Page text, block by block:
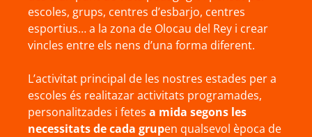
escoles, grups, centres d’esbarjo, centres
esportius… a la zona de Olocau del Rey i crear
vincles entre els nens d’una forma diferent.
L’activitat principal de les nostres estades per a
escoles és realitazar activitats programades,
personalitzades i fetes a mida segons les
necessitats de cada grupen qualsevol època de